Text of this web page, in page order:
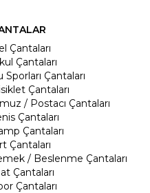
Çantaları
Çantaları
Sporları Çantaları
Çantaları
/ Postacı Çantaları
Çantaları
Çantaları
Çantaları
/ Beslenme Çantaları
Çantaları
Çantaları